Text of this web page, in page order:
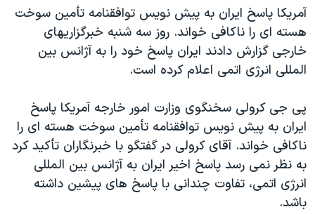
اعتراضات مردمی آبان ۹۸
اسرائیل در جنگ
نرگس محمدی برنده جایزه نوبل صلح
صفحه‌های ویژه
سفر پرزیدنت ترامپ به چین
آمريکا پاسخ ايران به پيش نويس توافقنامه تأمين سوخت
هسته ای را ناکافی خواند. روز سه شنبه خبرگزاريهای
خارجی گزارش دادند ايران پاسخ خود را به آژانس بين
المللی انرژی اتمی اعلام کرده است.
پی جی کرولی سخنگوی وزارت امور خارجه آمريکا پاسخ
ايران به پيش نويس توافقنامه تأمين سوخت هسته ای را
ناکافی خواند. آقای کرولی در گفتگو با خبرنگاران تأکيد کرد
به نظر نمی رسد پاسخ اخير ايران به آژانس بين المللی
انرژی اتمی، تفاوت چندانی با پاسخ های پيشين داشته
باشد.